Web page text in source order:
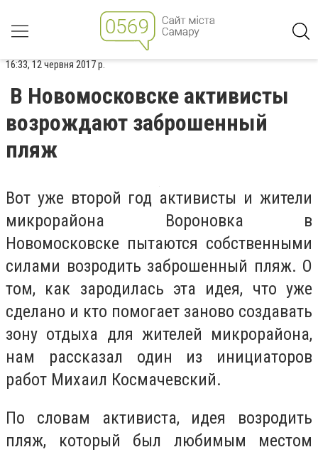
16:33, 12 червня 2017 р.
В Новомосковске активисты
возрождают заброшенный
пляж
Вот уже второй год активисты и жители
микрорайона Вороновка в
Новомосковске пытаются собственными
силами возродить заброшенный пляж. О
том, как зародилась эта идея, что уже
сделано и кто помогает заново создавать
зону отдыха для жителей микрорайона,
нам рассказал один из инициаторов
работ Михаил Космачевский.
По словам активиста, идея возродить
пляж, который был любимым местом